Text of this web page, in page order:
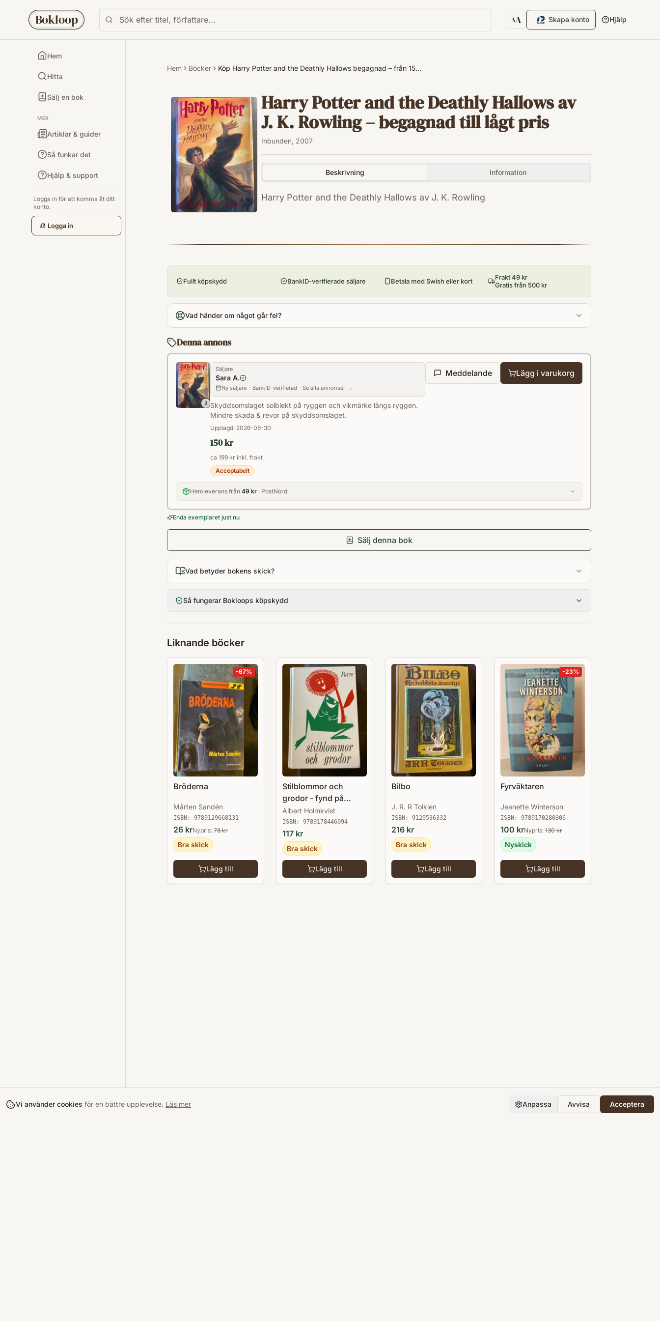
Bokloop AA
Textstorlek
Skapa konto Hjälp
Hem
Hitta
Sälj en bok
MER
Artiklar & guider
Så funkar det
Hjälp & support
Logga in för att komma åt ditt
konto.
Logga in
Hem Böcker Köp Harry Potter and the Deathly Hallows begagnad – från 15…
Harry Potter and the Deathly Hallows av
J. K. Rowling – begagnad till lågt pris
Inbunden, 2007
Beskrivning Information
Harry Potter and the Deathly Hallows av J. K. Rowling
Utgivningsår
2007
759
Språk
en
Inbunden
Fullt köpskydd BankID-verifierade säljare Betala med Swish eller kort
Frakt 49 kr
Gratis från 500 kr
Vad händer om något går fel?
Denna annons
3
Säljare
Sara A.
Ny säljare – BankID-verifierad · Se alla annonser →
Skyddsomslaget solblekt på ryggen och vikmärke längs ryggen.
Mindre skada & revor på skyddsomslaget.
Upplagd: 2026-06-30
150 kr
ca 199 kr inkl. frakt
Acceptabelt
Meddelande Lägg i varukorg
Hemleverans från 49 kr · PostNord
Enda exemplaret just nu
Sälj denna bok
Vad betyder bokens skick?
Så fungerar Bokloops köpskydd
Liknande böcker
-67%
Bröderna
Mårten Sandén
ISBN: 9789129668131
26 krNypris: 78kr
Bra skick
Lägg till
Stilblommor och
grodor - fynd på
språkets gröna ängar
Albert Holmkvist
ISBN: 9789178446094
117 kr
Bra skick
Lägg till
Bilbo
J. R. R Tolkien
ISBN: 9129536332
216 kr
Bra skick
Lägg till
-23%
Fyrväktaren
Jeanette Winterson
ISBN: 9789170280306
100 krNypris: 130kr
Nyskick
Lägg till
Vi använder cookies för en bättre upplevelse. Läs mer Anpassa Avvisa Acceptera